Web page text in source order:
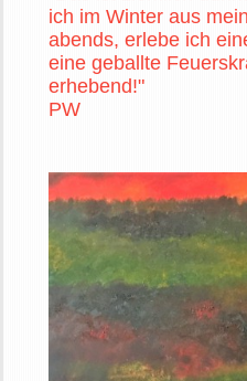
ich im Winter aus
abends, erlebe ich
eine geballte
erhebend!"
PW